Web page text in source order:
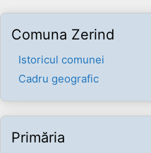
Comuna Zerind
Istoricul comunei
Cadru geografic
Primăria